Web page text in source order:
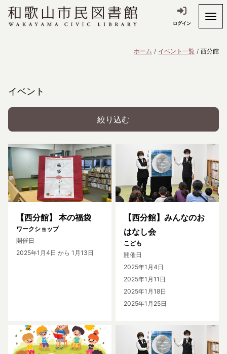
ログイン
ホーム イベント一覧 西分館
イベント
絞り込む
【西分館】 本の福袋
ワークショップ
開催日
2025年1月4日 から 1月13日
【西分館】みんなのお
はなし会
こども
開催日
2025年1月4日
2025年1月11日
2025年1月18日
2025年1月25日